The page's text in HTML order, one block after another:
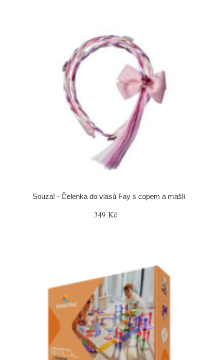
Souza! - Čelenka do vlasů Fay s copem a mašlí
349 Kč